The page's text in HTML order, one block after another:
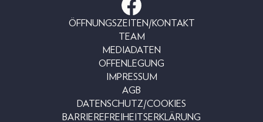
ÖFFNUNGSZEITEN/KONTAKT
TEAM
MEDIADATEN
OFFENLEGUNG
IMPRESSUM
AGB
DATENSCHUTZ/COOKIES
BARRIEREFREIHEITSERKLÄRUNG